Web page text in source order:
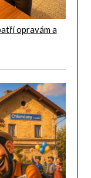
opravám a